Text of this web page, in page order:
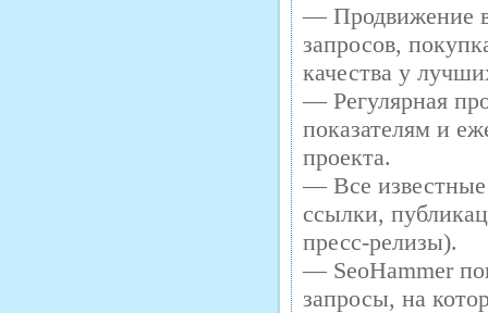
— Продвижение в
запросов,
качества у
— Регулярная
показателям и
проекта.
— Все
ссылки,
пресс-релизы).
— SeoHammer
запросы, на